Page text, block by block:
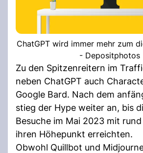
ChatGPT wird immer mehr zum
- Depositphotos
Zu den Spitzenreitern im
neben ChatGPT auch
Google Bard. Nach dem
stieg der Hype weiter an, bis
Besuche im Mai 2023 mit rund
ihren Höhepunkt erreichten.
Obwohl Quillbot und